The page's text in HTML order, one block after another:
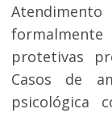
protetivas
Casos de
psicológica